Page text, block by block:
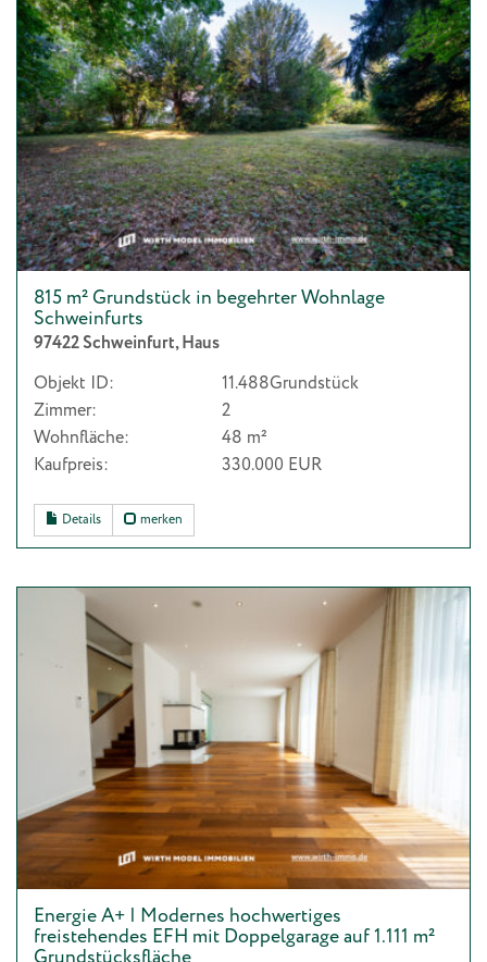
815 m² Grundstück in begehrter Wohnlage
Schweinfurts
97422 Schweinfurt, Haus
Objekt ID:
11.488Grundstück
Zimmer:
2
Wohnfläche:
48 m²
Kaufpreis:
330.000 EUR
Details merken
Energie A+ | Modernes hochwertiges
freistehendes EFH mit Doppelgarage auf 1.111 m²